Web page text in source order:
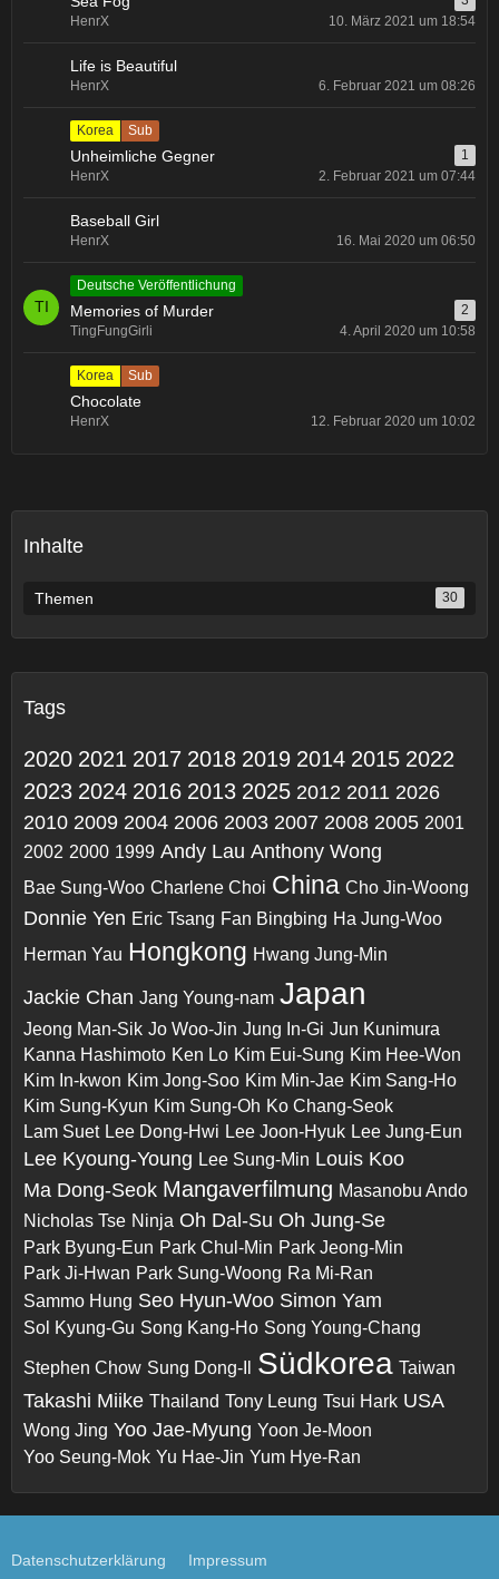
HenrX
10. März 2021 um 18:54
Life is Beautiful
HenrX 6. Februar 2021 um 08:26
Korea Sub
Unheimliche Gegner
1
HenrX
2. Februar 2021 um 07:44
Baseball Girl
HenrX 16. Mai 2020 um 06:50
Deutsche Veröffentlichung
Memories of Murder
2
TingFungGirli
4. April 2020 um 10:58
Korea Sub
Chocolate
HenrX 12. Februar 2020 um 10:02
Inhalte
Themen 30
Tags
2020 2021 2017 2018 2019 2014 2015 2022
2023 2024 2016 2013 2025 2012 2011 2026
2010 2009 2004 2006 2003 2007 2008 2005 2001
2002 2000 1999 Andy Lau Anthony Wong
Bae Sung-Woo Charlene Choi China Cho Jin-Woong
Donnie Yen Eric Tsang Fan Bingbing Ha Jung-Woo
Herman Yau Hongkong Hwang Jung-Min
Jackie Chan Jang Young-nam Japan
Jeong Man-Sik Jo Woo-Jin Jung In-Gi Jun Kunimura
Kanna Hashimoto Ken Lo Kim Eui-Sung Kim Hee-Won
Kim In-kwon Kim Jong-Soo Kim Min-Jae Kim Sang-Ho
Kim Sung-Kyun Kim Sung-Oh Ko Chang-Seok
Lam Suet Lee Dong-Hwi Lee Joon-Hyuk Lee Jung-Eun
Lee Kyoung-Young Lee Sung-Min Louis Koo
Ma Dong-Seok Mangaverfilmung Masanobu Ando
Nicholas Tse Ninja Oh Dal-Su Oh Jung-Se
Park Byung-Eun Park Chul-Min Park Jeong-Min
Park Ji-Hwan Park Sung-Woong Ra Mi-Ran
Sammo Hung Seo Hyun-Woo Simon Yam
Sol Kyung-Gu Song Kang-Ho Song Young-Chang
Stephen Chow Sung Dong-Il Südkorea Taiwan
Takashi Miike Thailand Tony Leung Tsui Hark USA
Wong Jing Yoo Jae-Myung Yoon Je-Moon
Yoo Seung-Mok Yu Hae-Jin Yum Hye-Ran
Datenschutzerklärung Impressum